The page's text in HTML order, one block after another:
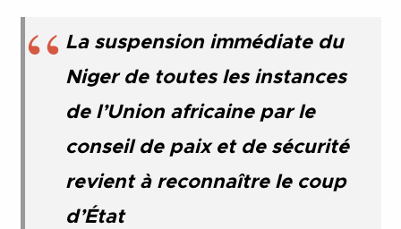
La suspension immédiate du
Niger de toutes les instances
de l’Union africaine par le
conseil de paix et de sécurité
revient à reconnaître le coup
d’État